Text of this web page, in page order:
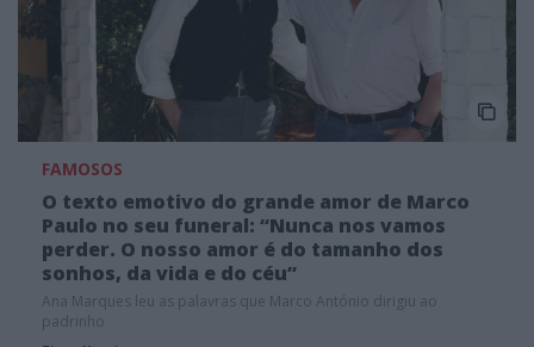
FAMOSOS
O texto emotivo do grande amor de Marco
Paulo no seu funeral: “Nunca nos vamos
perder. O nosso amor é do tamanho dos
sonhos, da vida e do céu”
Ana Marques leu as palavras que Marco António dirigiu ao
padrinho